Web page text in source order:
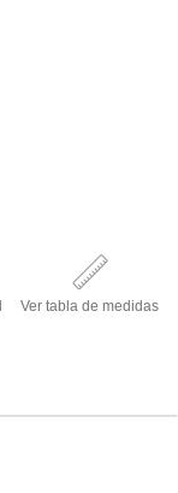
Ver tabla de medidas